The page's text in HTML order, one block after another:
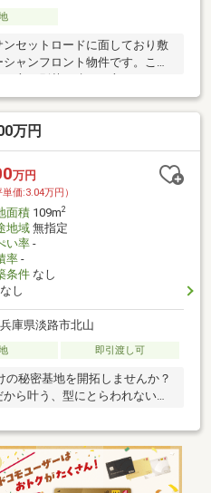
セットロードに面しており敷
ャンフロント物件です。これ
方や別荘を建てる方などにお
り建物が建つ事が無いので海
す。徒歩10分圏内にコンビニ
ームセンターなど生活してい
で5分圏内には海水浴場や公園
万円
万円
単価:3.04万円）
面積109m2
地域無指定
い率-
率-
条件なし
なし
兵庫県淡路市北山
即引渡し可
秘密基地を開拓しませんか？
ら叶う、型にとらわれない自